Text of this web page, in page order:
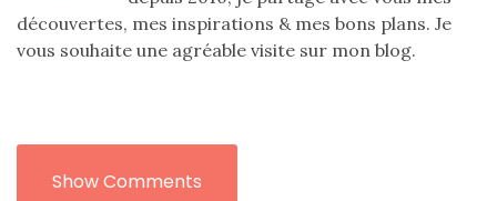
découvertes, mes inspirations & mes bons plans. Je
vous souhaite une agréable visite sur mon blog.
Show Comments